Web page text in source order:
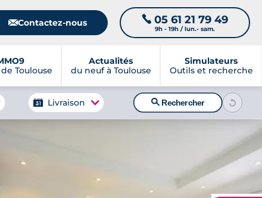
📧Contactez-nous 📞 05 61 21 79 49
9h - 19h / lun.- sam.
Toulouse
Actualités
du neuf à Toulouse
Simulateurs
Outils et recherche
Livraison 🔍Rechercher